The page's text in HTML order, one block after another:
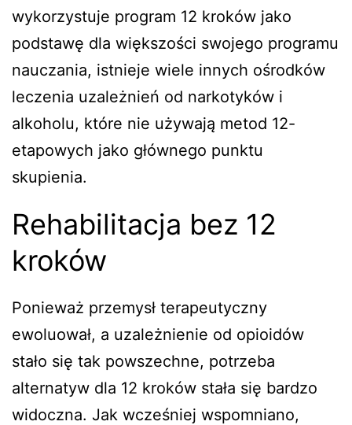
wykorzystuje program 12 kroków jako
podstawę dla większości swojego programu
nauczania, istnieje wiele innych ośrodków
leczenia uzależnień od narkotyków i
alkoholu, które nie używają metod 12-
etapowych jako głównego punktu
skupienia.
Rehabilitacja bez 12
kroków
Ponieważ przemysł terapeutyczny
ewoluował, a uzależnienie od opioidów
stało się tak powszechne, potrzeba
alternatyw dla 12 kroków stała się bardzo
widoczna. Jak wcześniej wspomniano,